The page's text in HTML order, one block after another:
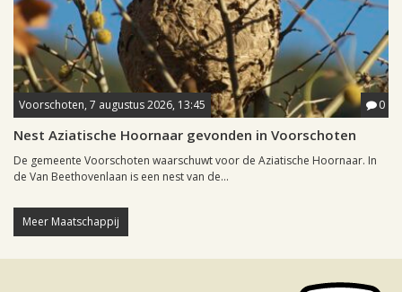
Voorschoten, 7 augustus 2026, 13:45 0
Nest Aziatische Hoornaar gevonden in Voorschoten
De gemeente Voorschoten waarschuwt voor de Aziatische Hoornaar. In
de Van Beethovenlaan is een nest van de...
Meer Maatschappij